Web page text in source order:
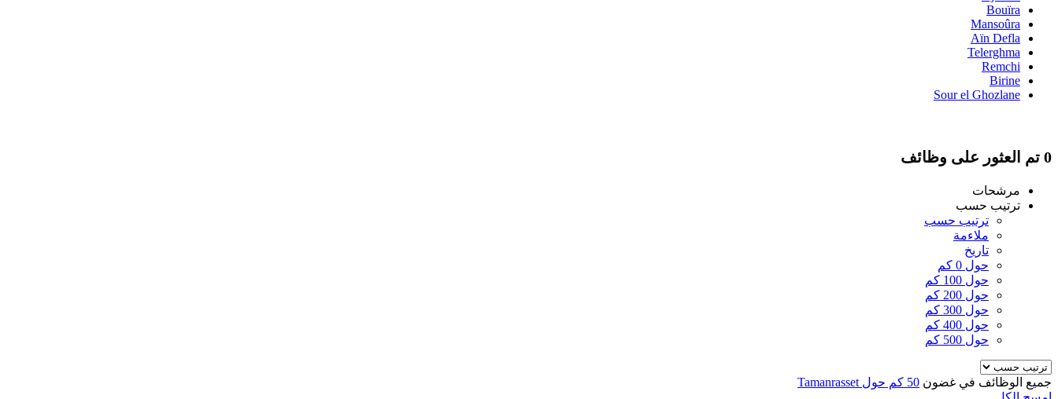
Bouïra
Mansoûra
Aïn Defla
Telerghma
Remchi
Birine
Sour el Ghozlane
0 تم العثور على وظائف
مرشحات
ترتيب حسب
ترتيب حسب
ملاءمة
تاريخ
حول 0 كم
حول 100 كم
حول 200 كم
حول 300 كم
حول 400 كم
حول 500 كم
جميع الوظائف في غضون 50 كم حول Tamanrasset